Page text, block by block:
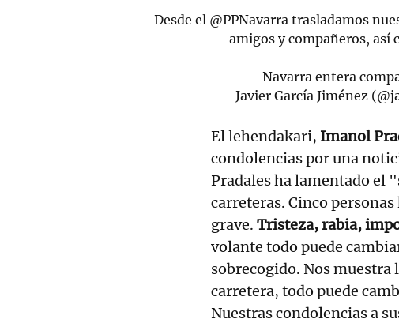
Desde el @PPNavarra trasladamos
amigos y compañeros, así
Navarra entera
— Javier García Jiménez
El lehendakari, Imanol
condolencias por una
Pradales ha lamentado el
carreteras. Cinco
grave. Tristeza, rabia,
volante todo puede
sobrecogido. Nos muestra
carretera, todo puede
Nuestras condolencias a